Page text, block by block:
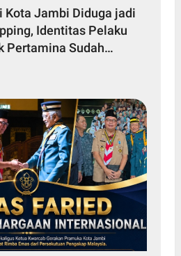
Kota Jambi Diduga jadi
Identitas Pelaku
Pertamina Sudah